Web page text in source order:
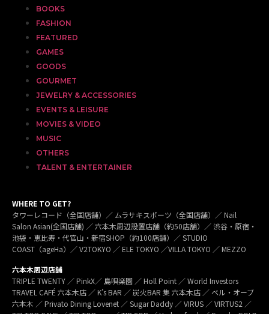
BOOKS
FASHION
FEATURED
GAMES
GOODS
GOURMET
JEWELRY & ACCESSORIES
EVENTS & LEISURE
MOVIES & VIDEO
MUSIC
OTHERS
TALENT & ENTERTAINER
WHERE TO GET?
タワーレコード（全国店舗）／ ムラサキスポーツ（全国店舗）／ Nail
Salon Asian(全国店舗) ／ 六本木周辺設置店舗（約50店舗）／ 渋谷・原宿・
池袋・恵比寿・代官山・新宿SHOP（約100店舗）／ STUDIO
COAST（ageHa）／ V2TOKYO ／ ELE TOKYO ／VILLA TOKYO ／ MEZZO
六本木周辺店舗
TRIPLE TWENTY ／ PinkX／ 島唄楽園 ／ Holl Point ／ World Investors
TRAVEL CAFÉ 六本木店 ／ K’s BAR ／ 炭火BAR 集 六本木店 ／ ベル・オーブ
六本木 ／ Privato Dining Lovenet ／ Sugar Daddy ／ VIRUS ／ VIRTUS2 ／